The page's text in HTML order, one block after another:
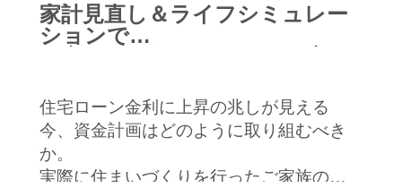
家計見直し＆ライフシミュレー
ションで
住宅ローン金利に上昇の兆しが見える
今、資金計画はどのように取り組むべき
か。
実際に住まいづくりを行ったご家族の資